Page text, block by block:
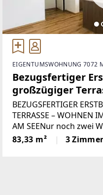
EIGENTUMSWOHNUNG 7072
Bezugsfertiger
großzügiger
Herzen von
BEZUGSFERTIGER
TERRASSE – WOHNEN
AM SEENur noch zwei
einem liebevoll
lediglich fünf
83,33 m² 3 Zimmer